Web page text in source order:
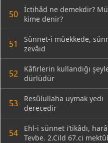
50
İctihâd ne demekdir?
kime denir?
51
Sünnet-i müekkede,
zevâid
52
Kâfirlerin kullandığı
dürlüdür
53
Resûlullaha uymak yedi
derecedir
54
Ehl-i sünnet i’tikâdı,
Tevbe. 2.Cild 67.ci